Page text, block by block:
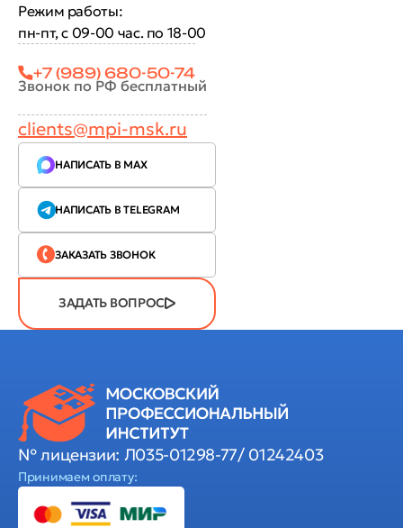
Режим работы:
пн-пт, с 09-00 час. по 18-00
+7 (989) 680-50-74
Звонок по РФ бесплатный
clients@mpi-msk.ru
НАПИСАТЬ В MAX
НАПИСАТЬ В TELEGRAM
ЗАКАЗАТЬ ЗВОНОК
ЗАДАТЬ ВОПРОС
№ лицензии: Л035-01298-77/ 01242403
Принимаем оплату: